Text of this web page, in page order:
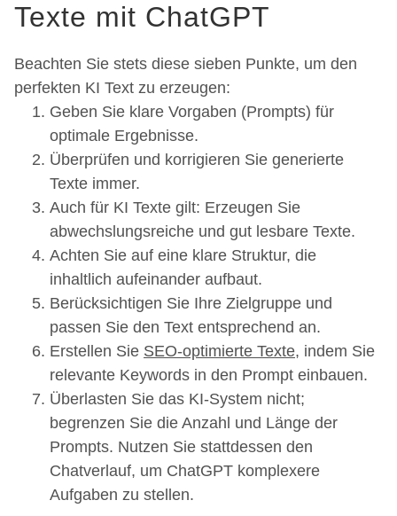
Texte mit ChatGPT
Beachten Sie stets diese sieben Punkte, um den
perfekten KI Text zu erzeugen:
Geben Sie klare Vorgaben (Prompts) für
optimale Ergebnisse.
Überprüfen und korrigieren Sie generierte
Texte immer.
Auch für KI Texte gilt: Erzeugen Sie
abwechslungsreiche und gut lesbare Texte.
Achten Sie auf eine klare Struktur, die
inhaltlich aufeinander aufbaut.
Berücksichtigen Sie Ihre Zielgruppe und
passen Sie den Text entsprechend an.
Erstellen Sie SEO-optimierte Texte, indem Sie
relevante Keywords in den Prompt einbauen.
Überlasten Sie das KI-System nicht;
begrenzen Sie die Anzahl und Länge der
Prompts. Nutzen Sie stattdessen den
Chatverlauf, um ChatGPT komplexere
Aufgaben zu stellen.